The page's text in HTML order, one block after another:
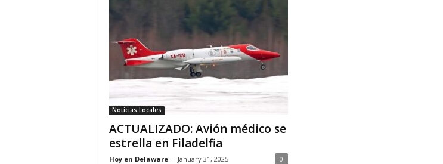
Noticias Locales
ACTUALIZADO: Avión médico se
estrella en Filadelfia
Hoy en Delaware - January 31, 2025 0